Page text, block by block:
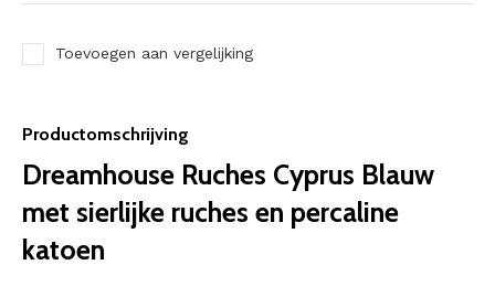
Toevoegen aan vergelijking
Productomschrijving
Dreamhouse Ruches Cyprus Blauw
met sierlijke ruches en percaline
katoen